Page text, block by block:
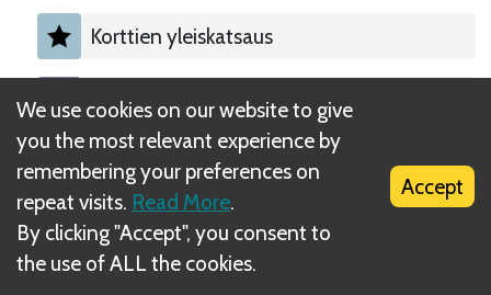
Korttien yleiskatsaus
Pelaa kortti
What is DIZED Rules?
We use cookies on our website to give
you the most relevant experience by
remembering your preferences on
repeat visits. Read More.
By clicking "Accept", you consent to
the use of ALL the cookies.
Accept